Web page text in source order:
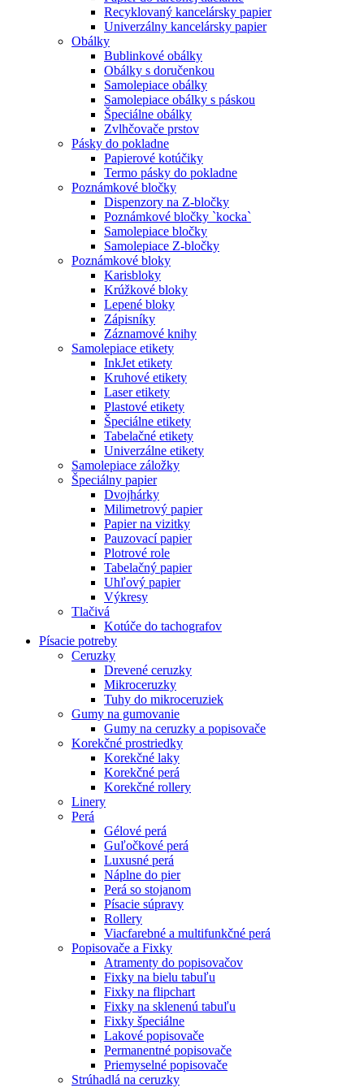
Recyklovaný kancelársky papier
Univerzálny kancelársky papier
Obálky
Bublinkové obálky
Obálky s doručenkou
Samolepiace obálky
Samolepiace obálky s páskou
Špeciálne obálky
Zvlhčovače prstov
Pásky do pokladne
Papierové kotúčiky
Termo pásky do pokladne
Poznámkové bločky
Dispenzory na Z-bločky
Poznámkové bločky `kocka`
Samolepiace bločky
Samolepiace Z-bločky
Poznámkové bloky
Karisbloky
Krúžkové bloky
Lepené bloky
Zápisníky
Záznamové knihy
Samolepiace etikety
InkJet etikety
Kruhové etikety
Laser etikety
Plastové etikety
Špeciálne etikety
Tabelačné etikety
Univerzálne etikety
Samolepiace záložky
Špeciálny papier
Dvojhárky
Milimetrový papier
Papier na vizitky
Pauzovací papier
Plotrové role
Tabelačný papier
Uhľový papier
Výkresy
Tlačivá
Kotúče do tachografov
Písacie potreby
Ceruzky
Drevené ceruzky
Mikroceruzky
Tuhy do mikroceruziek
Gumy na gumovanie
Gumy na ceruzky a popisovače
Korekčné prostriedky
Korekčné laky
Korekčné perá
Korekčné rollery
Linery
Perá
Gélové perá
Guľočkové perá
Luxusné perá
Náplne do pier
Perá so stojanom
Písacie súpravy
Rollery
Viacfarebné a multifunkčné perá
Popisovače a Fixky
Atramenty do popisovačov
Fixky na bielu tabuľu
Fixky na flipchart
Fixky na sklenenú tabuľu
Fixky špeciálne
Lakové popisovače
Permanentné popisovače
Priemyselné popisovače
Strúhadlá na ceruzky